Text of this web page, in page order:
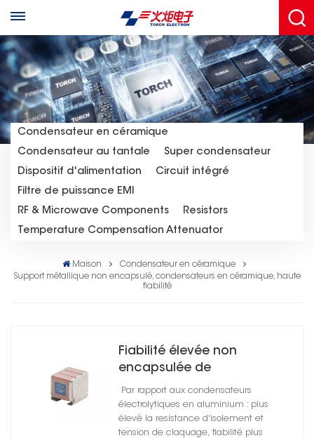
Condensateur en céramique
Condensateur au tantale
Super condensateur
Dispositif d'alimentation
Circuit intégré
Filtre de puissance EMI
RF & Microwave Components
Resistors
Temperature Compensation Attenuator
Maison
Condensateur en céramique
Support métallique non encapsulé, condensateurs en céramique, haute
fiabilité
Fiabilité élevée non
encapsulée de
condensateurs en
céramique de parenthèse
en métal
Par rapport aux condensateurs
électrolytiques en aluminium : plus
élevé la resistance d'isolement et
tension de claquage, fiabilité plus